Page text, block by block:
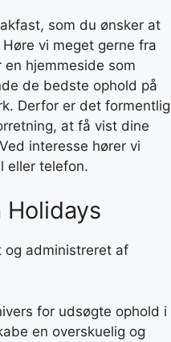
som du ønsker at
vi meget gerne fra
hjemmeside som
de bedste ophold på
Derfor er det formentlig
at få vist dine
interesse hører vi
eller telefon.
Holidays
administreret af
for udsøgte ophold i
en overskuelig og